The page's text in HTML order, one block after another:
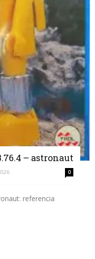
– astronaut
0
referencia